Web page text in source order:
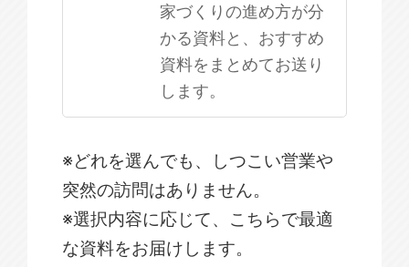
家づくりの進め方が分
かる資料と、おすすめ
資料をまとめてお送り
します。
※どれを選んでも、しつこい営業や
突然の訪問はありません。
※選択内容に応じて、こちらで最適
な資料をお届けします。